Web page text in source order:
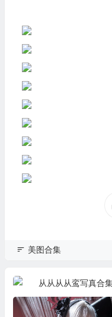
美图合集
从从从从鸾写真合集